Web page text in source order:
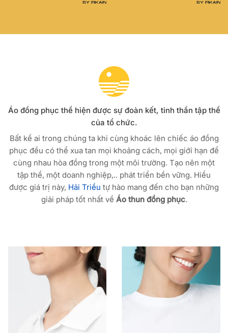
Áo đồng phục thể hiện được sự đoàn kết, tinh thần tập thể
của tổ chức.
Bất kể ai trong chúng ta khi cùng khoác lên chiếc áo đồng
phục đều có thể xua tan mọi khoảng cách, mọi giới hạn để
cùng nhau hòa đồng trong một môi trường. Tạo nên một
tập thể, một doanh nghiệp,.. phát triển bền vững. Hiểu
được giá trị này, Hải Triều tự hào mang đến cho bạn những
giải pháp tốt nhất về Áo thun đồng phục.